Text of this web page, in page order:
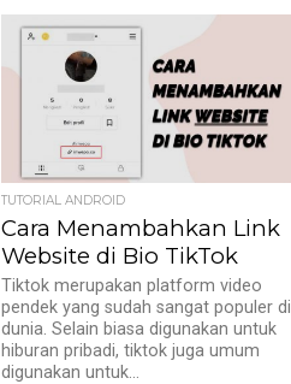
TUTORIAL ANDROID
Cara Menambahkan Link
Website di Bio TikTok
Tiktok merupakan platform video
pendek yang sudah sangat populer di
dunia. Selain biasa digunakan untuk
hiburan pribadi, tiktok juga umum
digunakan untuk...